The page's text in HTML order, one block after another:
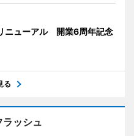
ニューアル 開業6周年記念
る
ラッシュ